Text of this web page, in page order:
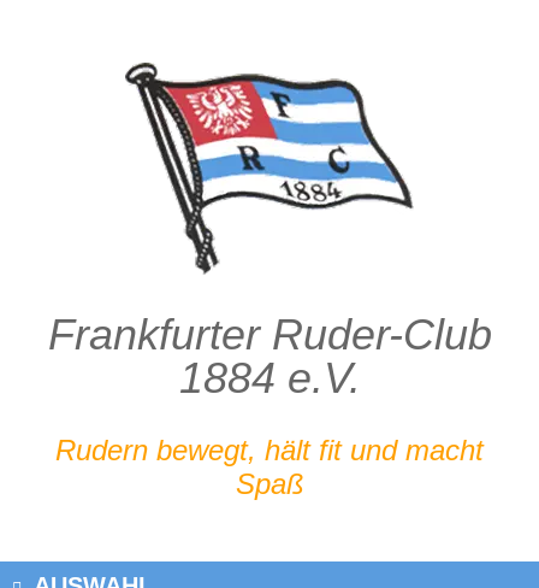
Frankfurter Ruder-Club
1884 e.V.
Rudern bewegt, hält fit und macht
Spaß